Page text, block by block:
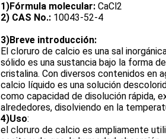
1)Fórmula molecular: CaCl2
2) CAS No.: 10043-52-4
3)Breve introducción:
El cloruro de calcio es una sal
sólido es una sustancia bajo la forma
cristalina. Con diversos contenidos en
calcio líquido es una solución
como capacidad de disolución rápida,
alrededores, disolviendo en la
4)Uso:
el cloruro de calcio es ampliamente